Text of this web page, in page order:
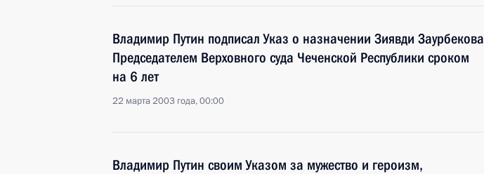
Владимир Путин подписал Указ о назначении Зиявди Заурбекова
Председателем Верховного суда Чеченской Республики сроком
на 6 лет
22 марта 2003 года, 00:00
Владимир Путин своим Указом за мужество и героизм,